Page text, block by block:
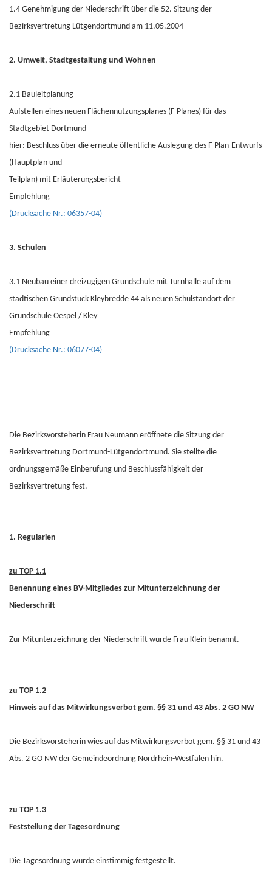
1.4 Genehmigung der Niederschrift über die 52. Sitzung der
Bezirksvertretung Lütgendortmund am 11.05.2004
2. Umwelt, Stadtgestaltung und Wohnen
2.1 Bauleitplanung
Aufstellen eines neuen Flächennutzungsplanes (F-Planes) für das
Stadtgebiet Dortmund
hier: Beschluss über die erneute öffentliche Auslegung des F-Plan-Entwurfs
(Hauptplan und
Teilplan) mit Erläuterungsbericht
Empfehlung
(Drucksache Nr.: 06357-04)
3. Schulen
3.1 Neubau einer dreizügigen Grundschule mit Turnhalle auf dem
städtischen Grundstück Kleybredde 44 als neuen Schulstandort der
Grundschule Oespel / Kley
Empfehlung
(Drucksache Nr.: 06077-04)
Die Bezirksvorsteherin Frau Neumann eröffnete die Sitzung der
Bezirksvertretung Dortmund-Lütgendortmund. Sie stellte die
ordnungsgemäße Einberufung und Beschlussfähigkeit der
Bezirksvertretung fest.
1. Regularien
zu TOP 1.1
Benennung eines BV-Mitgliedes zur Mitunterzeichnung der
Niederschrift
Zur Mitunterzeichnung der Niederschrift wurde Frau Klein benannt.
zu TOP 1.2
Hinweis auf das Mitwirkungsverbot gem. §§ 31 und 43 Abs. 2 GO NW
Die Bezirksvorsteherin wies auf das Mitwirkungsverbot gem. §§ 31 und 43
Abs. 2 GO NW der Gemeindeordnung Nordrhein-Westfalen hin.
zu TOP 1.3
Feststellung der Tagesordnung
Die Tagesordnung wurde einstimmig festgestellt.